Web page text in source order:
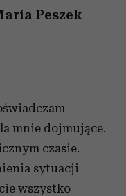
Peszek
mnie dojmujące.
czasie.
sytuacji
wszystko